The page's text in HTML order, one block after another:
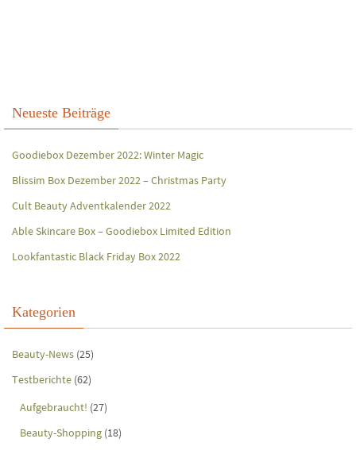
Neueste Beiträge
Goodiebox Dezember 2022: Winter Magic
Blissim Box Dezember 2022 – Christmas Party
Cult Beauty Adventkalender 2022
Able Skincare Box – Goodiebox Limited Edition
Lookfantastic Black Friday Box 2022
Kategorien
Beauty-News (25)
Testberichte (62)
Aufgebraucht! (27)
Beauty-Shopping (18)